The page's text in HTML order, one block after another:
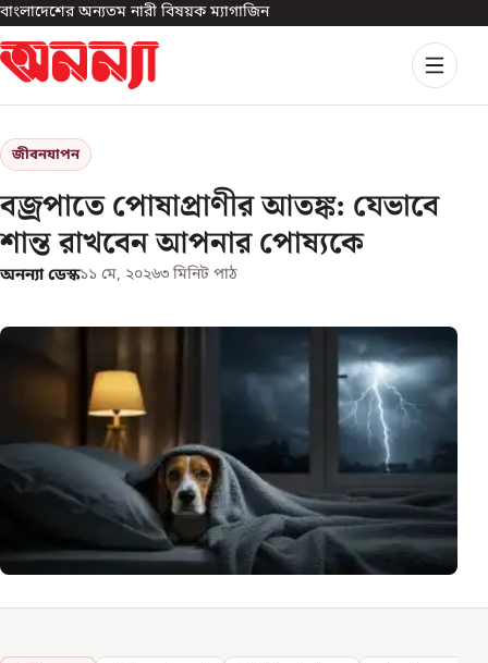
বাংলাদেশের অন্যতম নারী বিষয়ক ম্যাগাজিন
জীবনযাপন
বজ্রপাতে পোষাপ্রাণীর আতঙ্ক: যেভাবে
শান্ত রাখবেন আপনার পোষ্যকে
অনন্যা ডেস্ক১১ মে, ২০২৬৩ মিনিট পাঠ